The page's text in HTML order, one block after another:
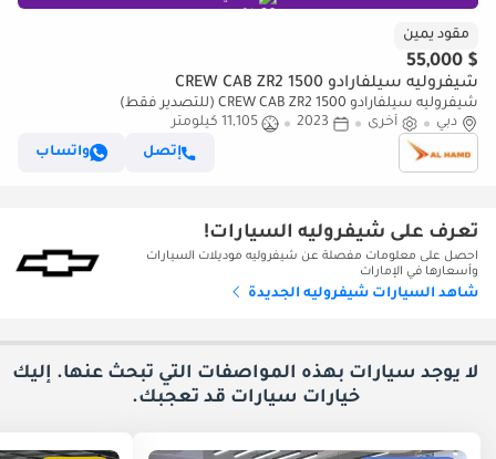
مقود يمين
$ 55,000
شيفروليه سيلفارادو 1500 CREW CAB ZR2
شيفروليه سيلفارادو 1500 CREW CAB ZR2 (للتصدير فقط)
دبي
أخرى 2023
11,105 كيلومتر
إتصل
واتساب
تعرف على شيفروليه السيارات!
احصل على معلومات مفصلة عن شيفروليه موديلات السيارات
وأسعارها في الإمارات
شاهد السيارات شيفروليه الجديدة
لا يوجد سيارات بهذه المواصفات التي تبحث عنها. إليك
خيارات سيارات قد تعجبك.